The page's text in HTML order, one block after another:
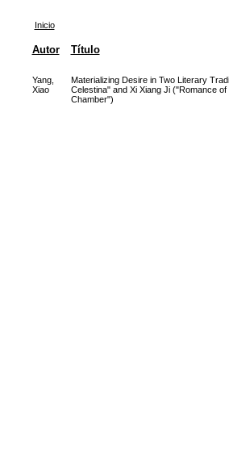
Inicio
Autor Título
Yang,
Xiao
Materializing Desire in Two Literary
Celestina" and Xi Xiang Ji ("Romance
Chamber")